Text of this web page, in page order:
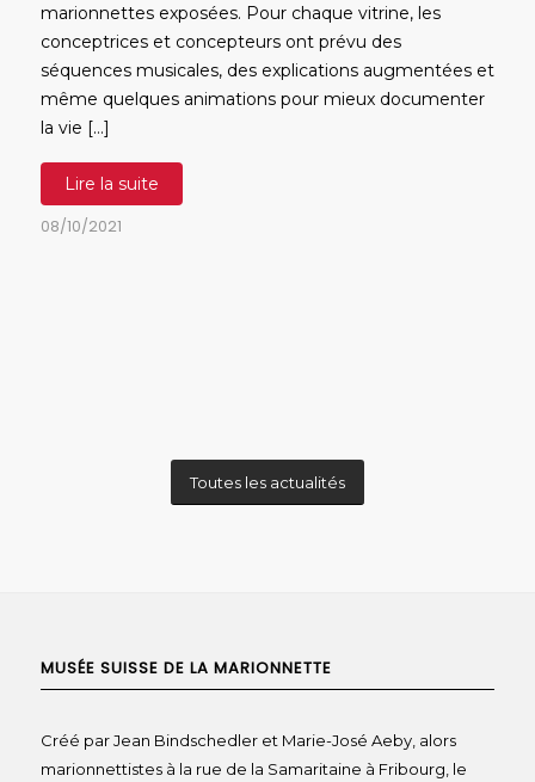
marionnettes exposées. Pour chaque vitrine, les
conceptrices et concepteurs ont prévu des
séquences musicales, des explications augmentées et
même quelques animations pour mieux documenter
la vie […]
Lire la suite
08/10/2021
Toutes les actualités
MUSÉE SUISSE DE LA MARIONNETTE
Créé par Jean Bindschedler et Marie-José Aeby, alors
marionnettistes à la rue de la Samaritaine à Fribourg, le